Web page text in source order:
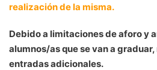
realización de la misma.
Debido a limitaciones de aforo y
alumnos/as que se van a
entradas adicionales.